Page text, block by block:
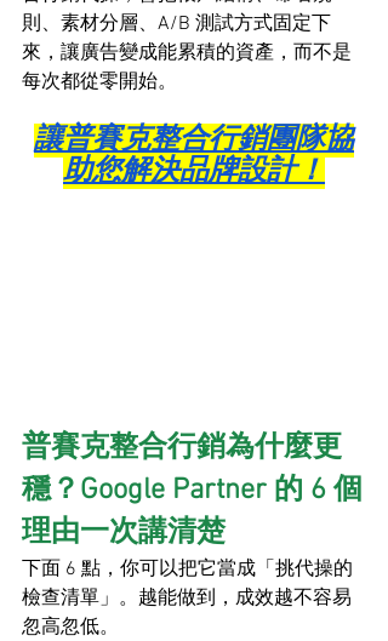
則、素材分層、A/B 測試方式固定下
來，讓廣告變成能累積的資產，而不是
每次都從零開始。
讓普賽克整合行銷團隊協
助您解決品牌設計！
普賽克整合行銷為什麼更
穩？Google Partner 的 6 個
理由一次講清楚
下面 6 點，你可以把它當成「挑代操的
檢查清單」。越能做到，成效越不容易
忽高忽低。